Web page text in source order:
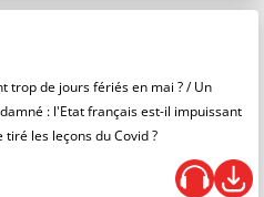
trop de jours fériés en mai ? / Un
: l'Etat français est-il impuissant
les leçons du Covid ?